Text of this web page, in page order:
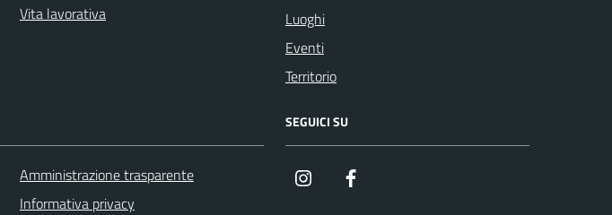
Vita lavorativa
Luoghi
Eventi
Territorio
Amministrazione trasparente
Informativa privacy
SEGUICI SU
Instagram